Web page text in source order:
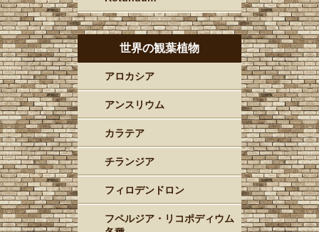
世界の観葉植物
アロカシア
アンスリウム
カラテア
チランジア
フィロデンドロン
フペルジア・リコポディウム